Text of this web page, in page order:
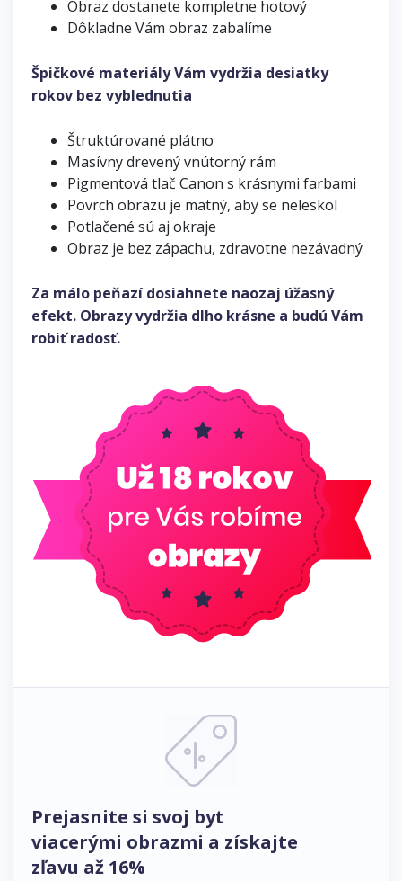
Obraz dostanete kompletne hotový
Dôkladne Vám obraz zabalíme
Špičkové materiály Vám vydržia desiatky
rokov bez vyblednutia
Štruktúrované plátno
Masívny drevený vnútorný rám
Pigmentová tlač Canon s krásnymi farbami
Povrch obrazu je matný, aby se neleskol
Potlačené sú aj okraje
Obraz je bez zápachu, zdravotne nezávadný
Za málo peňazí dosiahnete naozaj úžasný
efekt. Obrazy vydržia dlho krásne a budú Vám
robiť radosť.
Prejasnite si svoj byt
viacerými obrazmi a získajte
zľavu až 16%